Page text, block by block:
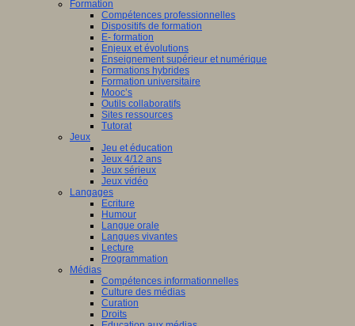
Formation
Compétences professionnelles
Dispositifs de formation
E- formation
Enjeux et évolutions
Enseignement supérieur et numérique
Formations hybrides
Formation universitaire
Mooc’s
Outils collaboratifs
Sites ressources
Tutorat
Jeux
Jeu et éducation
Jeux 4/12 ans
Jeux sérieux
Jeux vidéo
Langages
Ecriture
Humour
Langue orale
Langues vivantes
Lecture
Programmation
Médias
Compétences informationnelles
Culture des médias
Curation
Droits